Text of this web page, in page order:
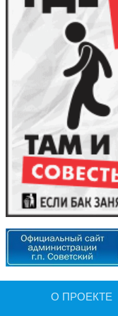
О ПРОЕКТЕ